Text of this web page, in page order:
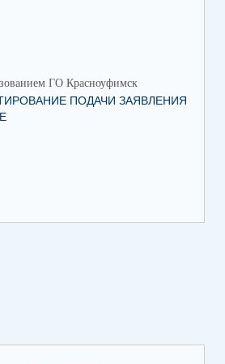
ГО Красноуфимск
ПОДАЧИ ЗАЯВЛЕНИЯ